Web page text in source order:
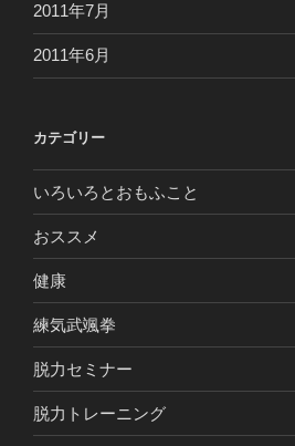
2011年7月
2011年6月
カテゴリー
いろいろとおもふこと
おススメ
健康
練気武颯拳
脱力セミナー
脱力トレーニング